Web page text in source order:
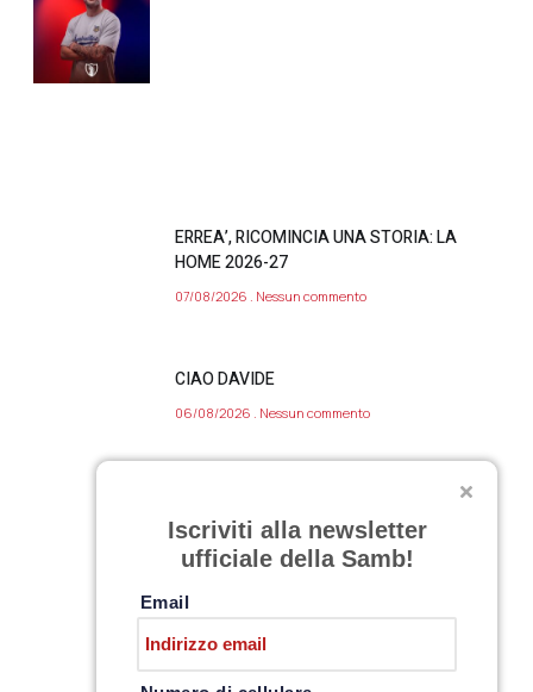
ERREA’, RICOMINCIA UNA STORIA: LA
HOME 2026-27
07/08/2026 Nessun commento
CIAO DAVIDE
06/08/2026 Nessun commento
VARIAZIONE APERTURA SAMB STORE 7
AGOSTO 2026
Iscriviti alla newsletter
ufficiale della Samb!
Email